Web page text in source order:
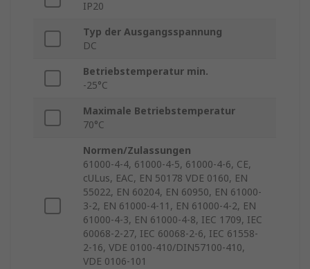
IP20
Typ der Ausgangsspannung
DC
Betriebstemperatur min.
-25°C
Maximale Betriebstemperatur
70°C
Normen/Zulassungen
61000-4-4, 61000-4-5, 61000-4-6, CE,
cULus, EAC, EN 50178 VDE 0160, EN
55022, EN 60204, EN 60950, EN 61000-
3-2, EN 61000-4-11, EN 61000-4-2, EN
61000-4-3, EN 61000-4-8, IEC 1709, IEC
60068-2-27, IEC 60068-2-6, IEC 61558-
2-16, VDE 0100-410/DIN57100-410,
VDE 0106-101